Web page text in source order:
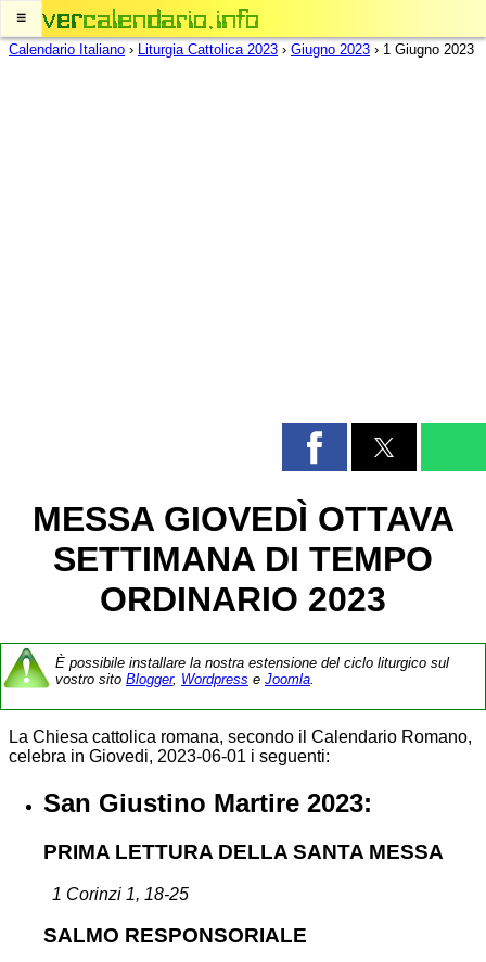
≡
Calendario Italiano › Liturgia Cattolica 2023 › Giugno 2023 › 1 Giugno 2023
MESSA GIOVEDÌ OTTAVA
SETTIMANA DI TEMPO
ORDINARIO 2023
È possibile installare la nostra estensione del ciclo liturgico sul
vostro sito Blogger, Wordpress e Joomla.
La Chiesa cattolica romana, secondo il Calendario Romano,
celebra in Giovedi, 2023-06-01 i seguenti:
San Giustino Martire 2023:
PRIMA LETTURA DELLA SANTA MESSA
1 Corinzi 1, 18-25
SALMO RESPONSORIALE